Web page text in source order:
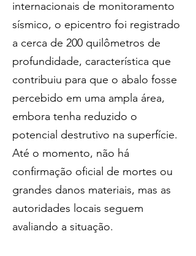
internacionais de monitoramento
sísmico, o epicentro foi registrado
a cerca de 200 quilômetros de
profundidade, característica que
contribuiu para que o abalo fosse
percebido em uma ampla área,
embora tenha reduzido o
potencial destrutivo na superfície.
Até o momento, não há
confirmação oficial de mortes ou
grandes danos materiais, mas as
autoridades locais seguem
avaliando a situação.